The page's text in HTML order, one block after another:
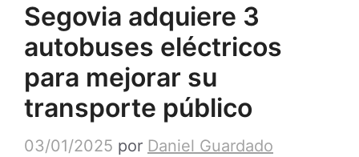
Segovia adquiere 3
autobuses eléctricos
para mejorar su
transporte público
03/01/2025 por Daniel Guardado